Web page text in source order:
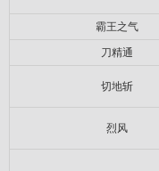
霸王之气
刀精通
切地斩
烈风